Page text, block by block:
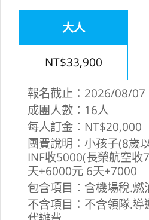
大人
NT$33,900
報名截止：2026/08/07
成團人數：16人
每人訂金：NT$20,000
團費說明：小孩子(8歲
INF收5000(長榮航空收
天+6000元 6天+7000
包含項目：含機場稅.
不含項目：不含領隊.